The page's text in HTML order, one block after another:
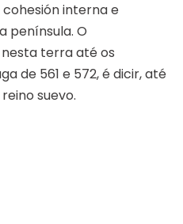
interna e
península. O
terra até os
de 561 e 572, é dicir, até
suevo.